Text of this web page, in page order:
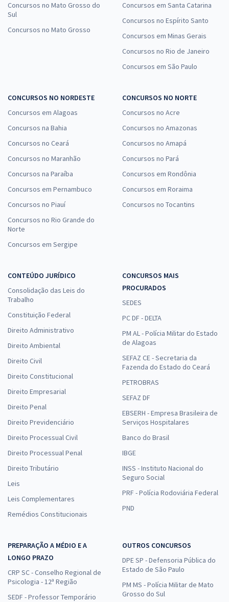
Concursos no Mato Grosso do
Sul
Concursos no Mato Grosso
Concursos em Santa Catarina
Concursos no Espírito Santo
Concursos em Minas Gerais
Concursos no Rio de Janeiro
Concursos em São Paulo
CONCURSOS NO NORDESTE
Concursos em Alagoas
Concursos na Bahia
Concursos no Ceará
Concursos no Maranhão
Concursos na Paraíba
Concursos em Pernambuco
Concursos no Piauí
Concursos no Rio Grande do
Norte
Concursos em Sergipe
CONCURSOS NO NORTE
Concursos no Acre
Concursos no Amazonas
Concursos no Amapá
Concursos no Pará
Concursos em Rondônia
Concursos em Roraima
Concursos no Tocantins
CONTEÚDO JURÍDICO
Consolidação das Leis do
Trabalho
Constituição Federal
Direito Administrativo
Direito Ambiental
Direito Civil
Direito Constitucional
Direito Empresarial
Direito Penal
Direito Previdenciário
Direito Processual Civil
Direito Processual Penal
Direito Tributário
Leis
Leis Complementares
Remédios Constitucionais
CONCURSOS MAIS
PROCURADOS
SEDES
PC DF - DELTA
PM AL - Polícia Militar do Estado
de Alagoas
SEFAZ CE - Secretaria da
Fazenda do Estado do Ceará
PETROBRAS
SEFAZ DF
EBSERH - Empresa Brasileira de
Serviços Hospitalares
Banco do Brasil
IBGE
INSS - Instituto Nacional do
Seguro Social
PRF - Polícia Rodoviária Federal
PND
PREPARAÇÃO A MÉDIO E A
LONGO PRAZO
CRP SC - Conselho Regional de
Psicologia - 12ª Região
SEDF - Professor Temporário
OUTROS CONCURSOS
DPE SP - Defensoria Pública do
Estado de São Paulo
PM MS - Polícia Militar de Mato
Grosso do Sul